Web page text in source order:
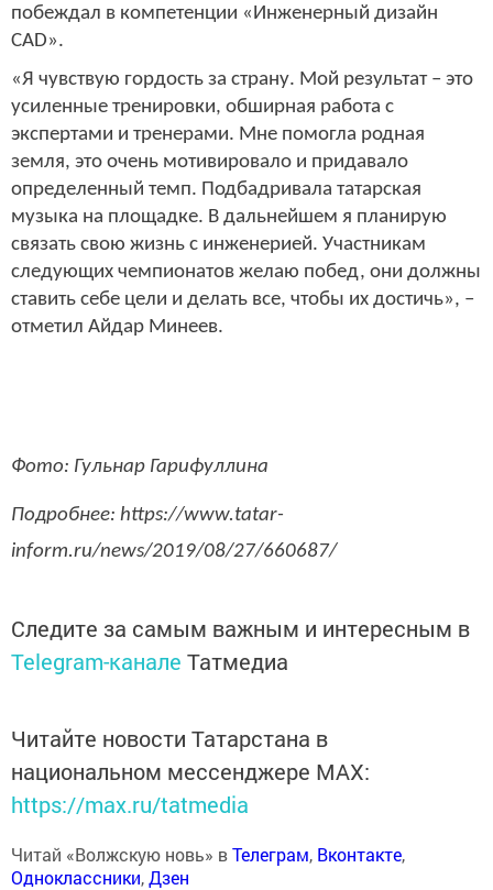
побеждал в компетенции «Инженерный дизайн
CAD».
«Я чувствую гордость за страну. Мой результат – это
усиленные тренировки, обширная работа с
экспертами и тренерами. Мне помогла родная
земля, это очень мотивировало и придавало
определенный темп. Подбадривала татарская
музыка на площадке. В дальнейшем я планирую
связать свою жизнь с инженерией. Участникам
следующих чемпионатов желаю побед, они должны
ставить себе цели и делать все, чтобы их достичь», –
отметил Айдар Минеев.
Фото: Гульнар Гарифуллина
Подробнее: https://www.tatar-
inform.ru/news/2019/08/27/660687/
Следите за самым важным и интересным в
Telegram-канале Татмедиа
Читайте новости Татарстана в
национальном мессенджере MАХ:
https://max.ru/tatmedia
Читай «Волжскую новь» вТелеграм, Вконтакте,
Одноклассники,Дзен